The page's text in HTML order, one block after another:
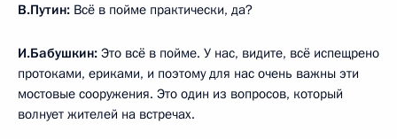
В.Путин: Всё в пойме практически, да?
И.Бабушкин: Это всё в пойме. У нас, видите, всё испещрено
протоками, ериками, и поэтому для нас очень важны эти
мостовые сооружения. Это один из вопросов, который
волнует жителей на встречах.